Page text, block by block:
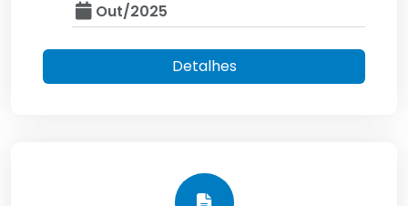
Out/2025
Detalhes